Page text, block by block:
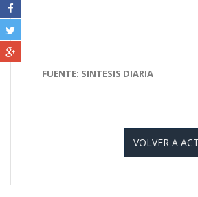
FUENTE: SINTESIS DIARIA
VOLVER A